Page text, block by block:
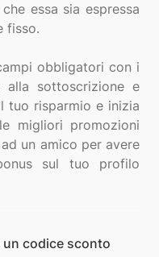
essa sia espressa
fisso.
obbligatori con i
sottoscrizione e
risparmio e inizia
migliori promozioni
un amico per avere
sul tuo profilo
codice sconto